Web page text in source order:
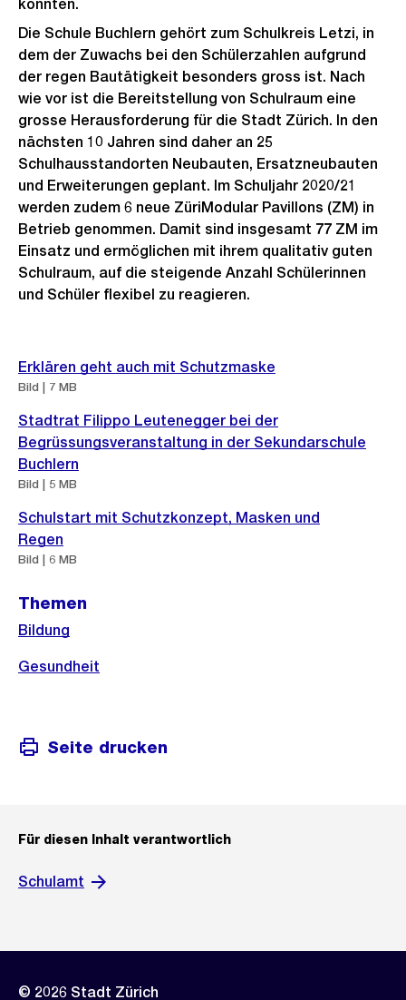
konnten.
Die Schule Buchlern gehört zum Schulkreis Letzi, in
dem der Zuwachs bei den Schülerzahlen aufgrund
der regen Bautätigkeit besonders gross ist. Nach
wie vor ist die Bereitstellung von Schulraum eine
grosse Herausforderung für die Stadt Zürich. In den
nächsten 10 Jahren sind daher an 25
Schulhausstandorten Neubauten, Ersatzneubauten
und Erweiterungen geplant. Im Schuljahr 2020/21
werden zudem 6 neue ZüriModular Pavillons (ZM) in
Betrieb genommen. Damit sind insgesamt 77 ZM im
Einsatz und ermöglichen mit ihrem qualitativ guten
Schulraum, auf die steigende Anzahl Schülerinnen
und Schüler flexibel zu reagieren.
Weitere
Informationen
Erklären geht auch mit Schutzmaske
Bild | 7 MB
Stadtrat Filippo Leutenegger bei der
Begrüssungsveranstaltung in der Sekundarschule
Buchlern
Bild | 5 MB
Schulstart mit Schutzkonzept, Masken und
Regen
Bild | 6 MB
Themen
Bildung
Gesundheit
Seite drucken
Für diesen Inhalt verantwortlich
Schulamt
© 2026 Stadt Zürich